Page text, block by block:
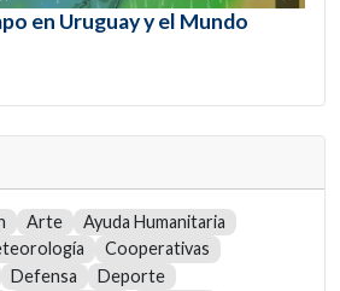
en Uruguay y el Mundo
Arte
Ayuda Humanitaria
Cooperativas
Defensa
Deporte